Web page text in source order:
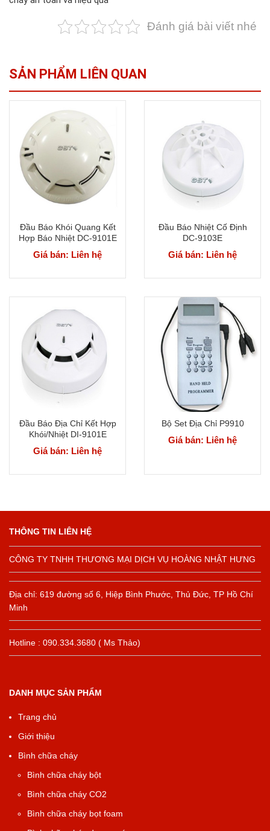
Đánh giá bài viết nhé
SẢN PHẨM LIÊN QUAN
Đầu Báo Khói Quang Kết
Hợp Báo Nhiệt DC-9101E
Giá bán: Liên hệ
Đầu Báo Nhiệt Cố Định
DC-9103E
Giá bán: Liên hệ
Đầu Báo Địa Chỉ Kết Hợp
Khói/Nhiệt DI-9101E
Giá bán: Liên hệ
Bộ Set Địa Chỉ P9910
Giá bán: Liên hệ
THÔNG TIN LIÊN HỆ
CÔNG TY TNHH THƯƠNG MẠI DỊCH VỤ HOÀNG NHẬT HƯNG
Địa chỉ: 619 đường số 6, Hiệp Bình Phước, Thủ Đức, TP Hồ Chí
Minh
Hotline : 090.334.3680 ( Ms Thảo)
DANH MỤC SẢN PHẨM
Trang chủ
Giới thiệu
Bình chữa cháy
Bình chữa cháy bột
Bình chữa cháy CO2
Bình chữa cháy bọt foam